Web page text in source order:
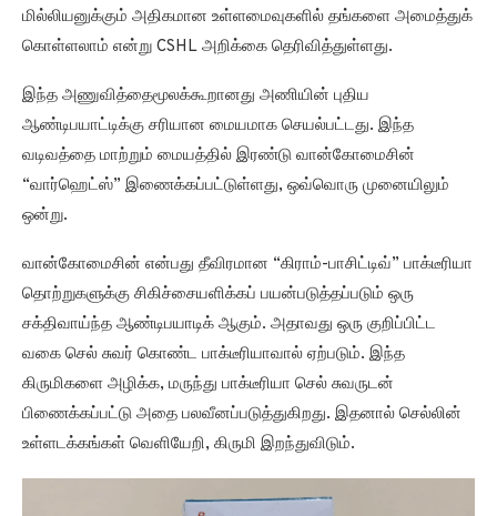
மில்லியனுக்கும் அதிகமான உள்ளமைவுகளில் தங்களை அமைத்துக்
கொள்ளலாம் என்று CSHL அறிக்கை தெரிவித்துள்ளது.
இந்த அணுவித்தைமூலக்கூறானது அணியின் புதிய
ஆண்டிபயாட்டிக்கு சரியான மையமாக செயல்பட்டது. இந்த
வடிவத்தை மாற்றும் மையத்தில் இரண்டு வான்கோமைசின்
“வார்ஹெட்ஸ்” இணைக்கப்பட்டுள்ளது, ஒவ்வொரு முனையிலும்
ஒன்று.
வான்கோமைசின் என்பது தீவிரமான “கிராம்-பாசிட்டிவ்” பாக்டீரியா
தொற்றுகளுக்கு சிகிச்சையளிக்கப் பயன்படுத்தப்படும் ஒரு
சக்திவாய்ந்த ஆண்டிபயாடிக் ஆகும். அதாவது ஒரு குறிப்பிட்ட
வகை செல் சுவர் கொண்ட பாக்டீரியாவால் ஏற்படும். இந்த
கிருமிகளை அழிக்க, மருந்து பாக்டீரியா செல் சுவருடன்
பிணைக்கப்பட்டு அதை பலவீனப்படுத்துகிறது. இதனால் செல்லின்
உள்ளடக்கங்கள் வெளியேறி, கிருமி இறந்துவிடும்.